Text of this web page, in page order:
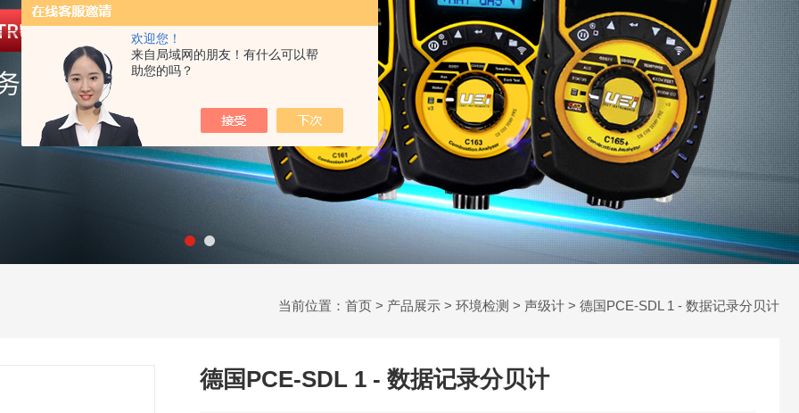
欢迎您！
来自局域网的朋友！有什么可以帮
助您的吗？
当前位置： 首页 > 产品展示 > 环境检测 > 声级计 > 德国PCE-SDL 1 - 数据记录分贝计
德国PCE-SDL 1 - 数据记录分贝计